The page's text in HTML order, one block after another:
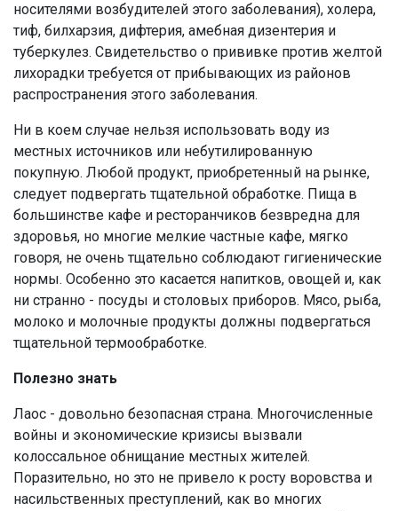
носителями возбудителей этого заболевания), холера,
тиф, билхарзия, дифтерия, амебная дизентерия и
туберкулез. Свидетельство о прививке против желтой
лихорадки требуется от прибывающих из районов
распространения этого заболевания.
Ни в коем случае нельзя использовать воду из
местных источников или небутилированную
покупную. Любой продукт, приобретенный на рынке,
следует подвергать тщательной обработке. Пища в
большинстве кафе и ресторанчиков безвредна для
здоровья, но многие мелкие частные кафе, мягко
говоря, не очень тщательно соблюдают гигиенические
нормы. Особенно это касается напитков, овощей и, как
ни странно - посуды и столовых приборов. Мясо, рыба,
молоко и молочные продукты должны подвергаться
тщательной термообработке.
Полезно знать
Лаос - довольно безопасная страна. Многочисленные
войны и экономические кризисы вызвали
колоссальное обнищание местных жителей.
Поразительно, но это не привело к росту воровства и
насильственных преступлений, как во многих